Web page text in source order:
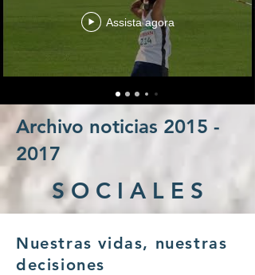
Assista agora
Archivo noticias 2015 -
2017
S O C I A L E S
Nuestras vidas, nuestras
decisiones